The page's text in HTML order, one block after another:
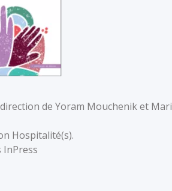
de Yoram Mouchenik et
Hospitalité(s).
InPress